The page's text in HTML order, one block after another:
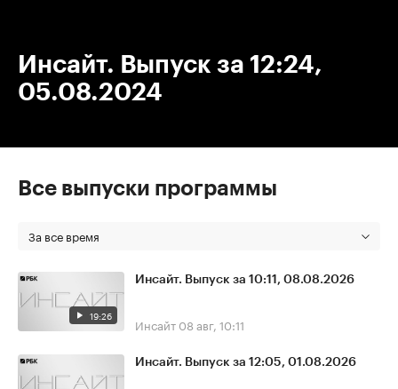
Инсайт. Выпуск за 12:24,
05.08.2024
Все выпуски программы
За все время
19:26
Инсайт. Выпуск за 10:11, 08.08.2026
Инсайт 08 авг, 10:11
Инсайт. Выпуск за 12:05, 01.08.2026